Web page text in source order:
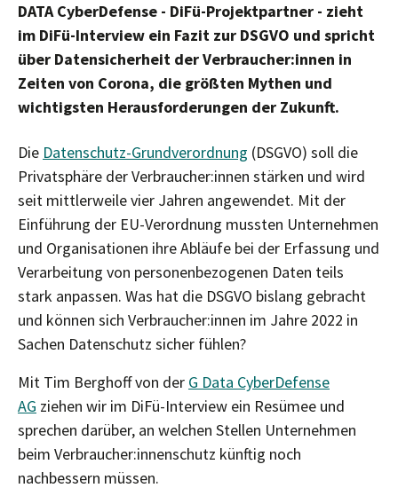
DATA CyberDefense - DiFü-Projektpartner - zieht
im DiFü-Interview ein Fazit zur DSGVO und spricht
über Datensicherheit der Verbraucher:innen in
Zeiten von Corona, die größten Mythen und
wichtigsten Herausforderungen der Zukunft.
Die Datenschutz-Grundverordnung (DSGVO) soll die
Privatsphäre der Verbraucher:innen stärken und wird
seit mittlerweile vier Jahren angewendet. Mit der
Einführung der EU-Verordnung mussten Unternehmen
und Organisationen ihre Abläufe bei der Erfassung und
Verarbeitung von personenbezogenen Daten teils
stark anpassen. Was hat die DSGVO bislang gebracht
und können sich Verbraucher:innen im Jahre 2022 in
Sachen Datenschutz sicher fühlen?
Mit Tim Berghoff von der G Data CyberDefense
AG ziehen wir im DiFü-Interview ein Resümee und
sprechen darüber, an welchen Stellen Unternehmen
beim Verbraucher:innenschutz künftig noch
nachbessern müssen.